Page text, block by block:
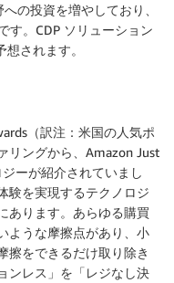
の投資を増やしており、
す。CDP ソリューション
されます。
（訳注：米国の人気ポ
リングから、Amazon Just
ーが紹介されていまし
験を実現するテクノロジ
あります。あらゆる購買
ような摩擦点があり、小
擦をできるだけ取り除き
ンレス」を「レジなし決